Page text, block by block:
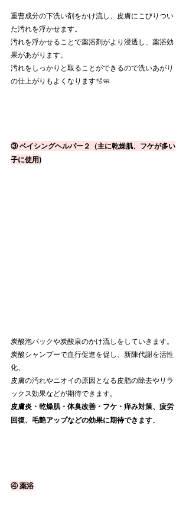
重曹成分の下洗い剤をかけ流し、皮膚にこびりつい
た汚れを浮かせます。
汚れを浮かせることで薬浴剤がより浸透し、薬浴効
果があがります。
汚れをしっかりと取ることができるので洗いあがり
の仕上がりもよくなります🫧🧼
③ ベイシングヘルパー２（主に乾燥肌、フケが多い
子に使用)
炭酸泡パックや炭酸泉のかけ流しをしていきます。
炭酸シャンプーで血行促進を促し、新陳代謝を活性
化、
皮膚の汚れやニオイの原因となる皮脂の除去やリラ
ックス効果などが期待できます。
皮膚炎・乾燥肌・体臭改善・フケ・痒み対策、疲労
回復、毛艶アップなどの効果に期待できます。
④ 薬浴